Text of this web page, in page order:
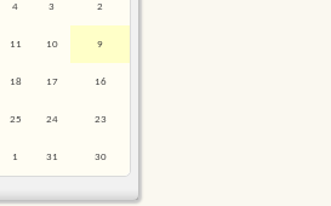
2
3
4
9
10
11
16
17
18
23
24
25
30
31
1